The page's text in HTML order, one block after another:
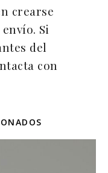
crearse
Si
del
con